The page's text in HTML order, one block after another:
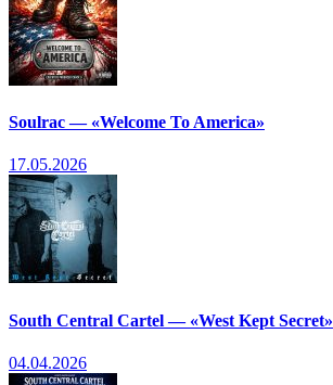
Soulrac — «Welcome To America»
17.05.2026
South Central Cartel — «West Kept Secret»
04.04.2026